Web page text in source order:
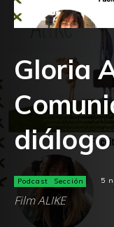
Gloria
diálogo
Podcast Sección 5
Film ALIKE